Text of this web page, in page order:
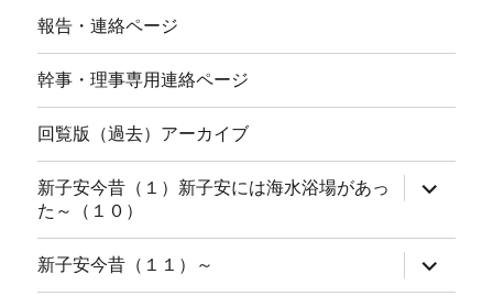
報告・連絡ページ
幹事・理事専用連絡ページ
回覧版（過去）アーカイブ
新子安今昔（１）新子安には海水浴場があっ
た～（１０）
ブ
ニ
ュ
を
新子安今昔（１１）～
ブ
メ